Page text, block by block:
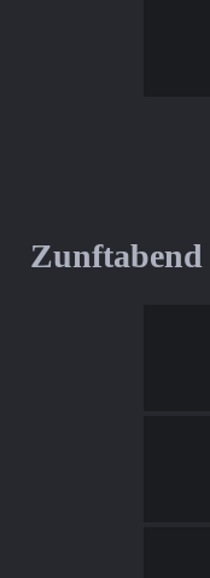
Zunftabend